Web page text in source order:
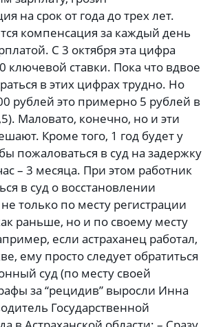
на срок от года до трех лет.
компенсация за каждый день
С 3 октября эта цифра
ключевой ставки. Пока что вдвое
в этих цифрах трудно. Но
рублей это примерно 5 рублей в
Маловато, конечно, но и эти
Кроме того, 1 год будет у
пожаловаться в суд на задержку
– 3 месяца. При этом работник
в суд о восстановлении
только по месту регистрации
раньше, но и по своему месту
если астраханец работал,
ему просто следует обратиться
суд (по месту своей
за “рецидив” выросли Инна
Государственной